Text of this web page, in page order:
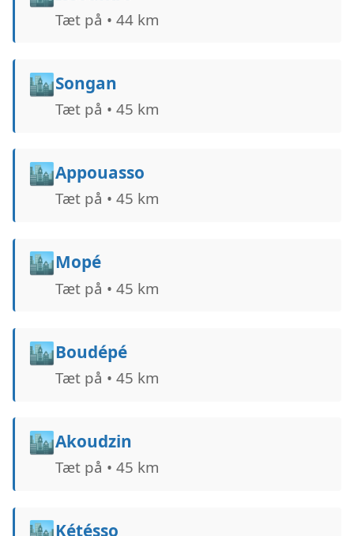
Tæt på • 44 km
🏙️Songan
Tæt på • 45 km
🏙️Appouasso
Tæt på • 45 km
🏙️Mopé
Tæt på • 45 km
🏙️Boudépé
Tæt på • 45 km
🏙️Akoudzin
Tæt på • 45 km
Kétésso